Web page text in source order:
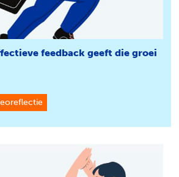
feedback geeft die groei